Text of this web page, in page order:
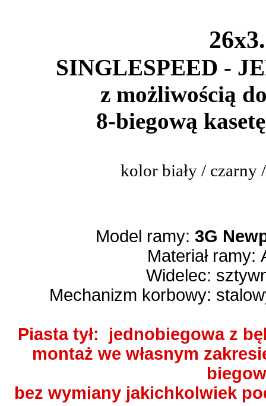
SINGLESPEED -
z możliwością
8-biegową
kolor biały /
Model ramy: 3G
Materiał ramy:
Widelec:
Mechanizm korbowy:
Piasta tył: jednobiegowa z
montaż we własnym
bez wymiany jakichkolwiek